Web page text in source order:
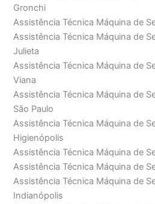
Gronchi
Assistência Técnica Máquina de
Assistência Técnica Máquina de
Julieta
Assistência Técnica Máquina de
Viana
Assistência Técnica Máquina de
São Paulo
Assistência Técnica Máquina de
Higienópolis
Assistência Técnica Máquina de
Assistência Técnica Máquina de
Assistência Técnica Máquina de
Indianópolis